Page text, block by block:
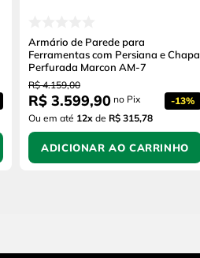
Armário de Parede para
Ferramentas com Persiana e Chapa
Perfurada Marcon AM-7
R$ 4.159,00
R$ 3.599,90 no Pix -13%
Ou em até 12x de R$ 315,78
ADICIONAR AO CARRINHO